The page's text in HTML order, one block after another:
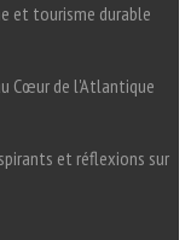
et tourisme durable
Cœur de l'Atlantique
et réflexions sur